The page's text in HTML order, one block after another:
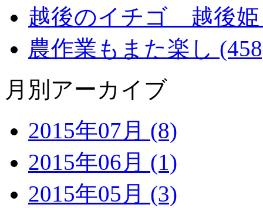
越後のイチゴ 越後姫
農作業もまた楽し
月別アーカイブ
2015年07月 (8)
2015年06月 (1)
2015年05月 (3)